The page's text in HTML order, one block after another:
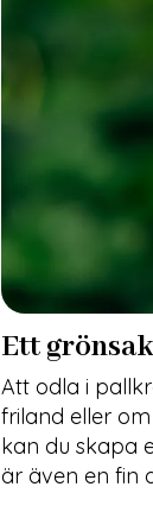
Ett
Att odla i
friland eller
kan du skapa
är även en fin